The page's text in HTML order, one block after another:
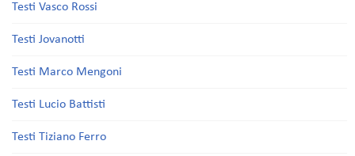
Testi Vasco Rossi
Testi Jovanotti
Testi Marco Mengoni
Testi Lucio Battisti
Testi Tiziano Ferro